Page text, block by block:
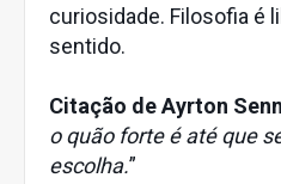
curiosidade. Filosofia é
sentido.
Citação de Ayrton
o quão forte é até que
escolha.”